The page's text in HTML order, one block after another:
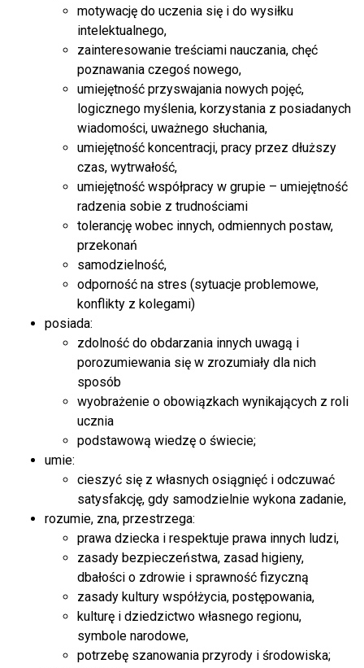
motywację do uczenia się i do wysiłku
intelektualnego,
zainteresowanie treściami nauczania, chęć
poznawania czegoś nowego,
umiejętność przyswajania nowych pojęć,
logicznego myślenia, korzystania z posiadanych
wiadomości, uważnego słuchania,
umiejętność koncentracji, pracy przez dłuższy
czas, wytrwałość,
umiejętność współpracy w grupie – umiejętność
radzenia sobie z trudnościami
tolerancję wobec innych, odmiennych postaw,
przekonań
samodzielność,
odporność na stres (sytuacje problemowe,
konflikty z kolegami)
posiada:
zdolność do obdarzania innych uwagą i
porozumiewania się w zrozumiały dla nich
sposób
wyobrażenie o obowiązkach wynikających z roli
ucznia
podstawową wiedzę o świecie;
umie:
cieszyć się z własnych osiągnięć i odczuwać
satysfakcję, gdy samodzielnie wykona zadanie,
rozumie, zna, przestrzega:
prawa dziecka i respektuje prawa innych ludzi,
zasady bezpieczeństwa, zasad higieny,
dbałości o zdrowie i sprawność fizyczną
zasady kultury współżycia, postępowania,
kulturę i dziedzictwo własnego regionu,
symbole narodowe,
potrzebę szanowania przyrody i środowiska;